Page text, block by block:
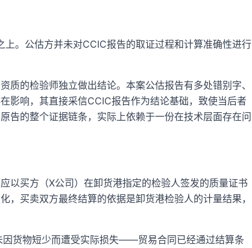
。公估方并未对CCIC报告的取证过程和计算准确性进行
的检验师独立做出结论。本案公估报告有多处错别字、
影响，其直接采信CCIC报告作为结论基础，致使当后者
告的整个证据链条，实际上依赖于一份在技术层面存在问
以买方（X公司）在卸货港指定的检验人签发的质量证书
买卖双方最终结算的依据是卸货港检验人的计量结果，
货物短少而遭受实际损失——贸易合同已经通过结算条